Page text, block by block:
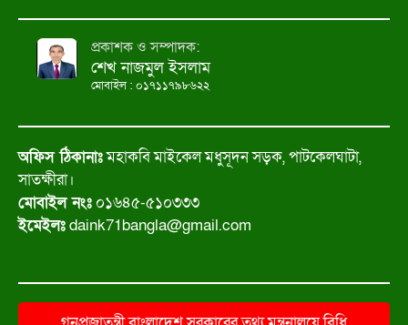
প্রকাশক ও সম্পাদক:
শেখ নাজমুল ইসলাম
মোবাইল : ০১৭১১৭৯৮৬২২
অফিস ঠিকানাঃমহাকবি মাইকেল মধুসূদন সড়ক, পাটকেলঘাটা,
সাতক্ষীরা।
মোবাইল নংঃ ০১৬৪৫-৫১০৩৩৩
ইমেইলঃdaink71bangla@gmail.com